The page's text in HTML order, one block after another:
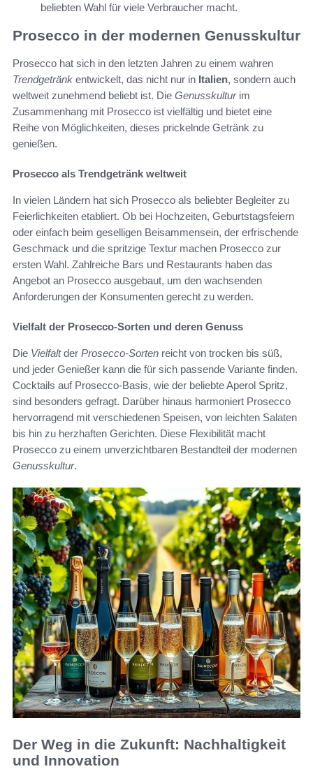
beliebten Wahl für viele Verbraucher macht.
Prosecco in der modernen Genusskultur
Prosecco hat sich in den letzten Jahren zu einem wahren
Trendgetränk entwickelt, das nicht nur in Italien, sondern auch
weltweit zunehmend beliebt ist. Die Genusskulturim
Zusammenhang mit Prosecco ist vielfältig und bietet eine
Reihe von Möglichkeiten, dieses prickelnde Getränk zu
genießen.
Prosecco als Trendgetränk weltweit
In vielen Ländern hat sich Prosecco als beliebter Begleiter zu
Feierlichkeiten etabliert. Ob bei Hochzeiten, Geburtstagsfeiern
oder einfach beim geselligen Beisammensein, der erfrischende
Geschmack und die spritzige Textur machen Prosecco zur
ersten Wahl. Zahlreiche Bars und Restaurants haben das
Angebot an Prosecco ausgebaut, um den wachsenden
Anforderungen der Konsumenten gerecht zu werden.
Vielfalt der Prosecco-Sorten und deren Genuss
Die Vielfaltder Prosecco-Sorten reicht von trocken bis süß,
und jeder Genießer kann die für sich passende Variante finden.
Cocktails auf Prosecco-Basis, wie der beliebte Aperol Spritz,
sind besonders gefragt. Darüber hinaus harmoniert Prosecco
hervorragend mit verschiedenen Speisen, von leichten Salaten
bis hin zu herzhaften Gerichten. Diese Flexibilität macht
Prosecco zu einem unverzichtbaren Bestandteil der modernen
Genusskultur.
Der Weg in die Zukunft: Nachhaltigkeit
und Innovation